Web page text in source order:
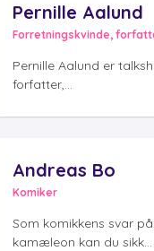
Pernille Aalund
Pernille Aalund er
forfatter,...
Andreas Bo
Komiker
Som komikkens svar
kamæleon kan du sikk...